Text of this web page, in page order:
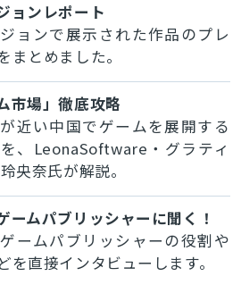
ョンレポート
ョンで展示された作品のプレ
まとめました。
市場」徹底攻略
近い中国でゲームを展開する
、LeonaSoftware・グラティ
央奈氏が解説。
ームパブリッシャーに聞く！
ームパブリッシャーの役割や
を直接インタビューします。